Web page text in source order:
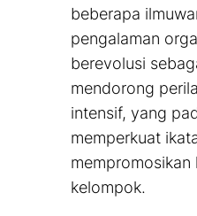
beberapa
pengalaman
berevolusi
mendorong
intensif, yang
memperkuat
mempromosikan
kelompok.